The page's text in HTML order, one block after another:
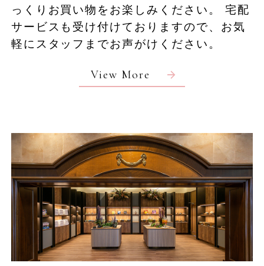
新着情報
お問い合わせ
プライバシーポリシー
電子パンフレット
っくりお買い物をお楽しみください。
宅配
サービスも受け付けておりますので、お気
軽にスタッフまでお声がけください。
View More